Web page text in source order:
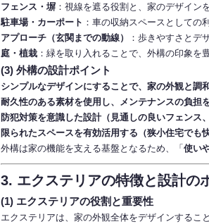
フェンス・塀 ：視線を遮る役割と、家のデザイン
駐車場・カーポート ：車の収納スペースとしての
アプローチ（玄関までの動線）
：歩きやすさとデ
庭・植栽 ：緑を取り入れることで、外構の印象を
(3) 外構の設計ポイント
シンプルなデザインにすることで、家の外観と調
耐久性のある素材を使用し、メンテナンスの負担
防犯対策を意識した設計（見通しの良いフェンス
限られたスペースを有効活用する（狭小住宅でも
外構は家の機能を支える基盤となるため、「使い
3. エクステリアの特徴と設計の
(1) エクステリアの役割と重要性
エクステリアは、家の外観全体をデザインするこ